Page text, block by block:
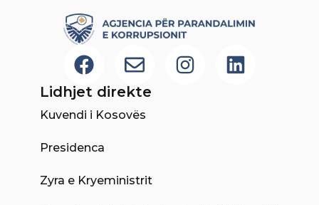
Lidhjet direkte
Kuvendi i Kosovës
Presidenca
Zyra e Kryeministrit